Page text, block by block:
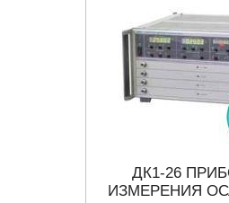
ДК1-26
ИЗМЕРЕНИЯ